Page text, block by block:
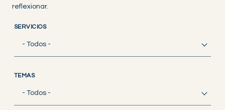
CONTEMPORARY ART
reflexionar.
SERVICIOS
- Todos -
TEMAS
- Todos -